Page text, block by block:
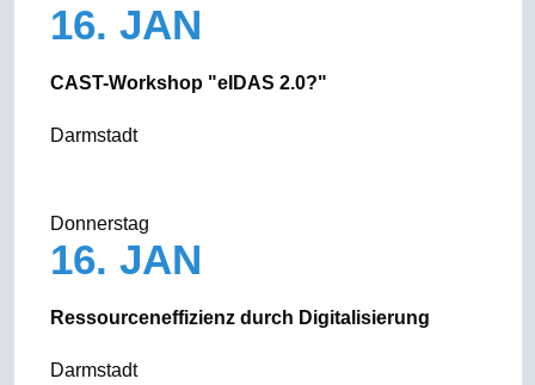
16. JAN
CAST-Workshop "eIDAS 2.0?"
Darmstadt
Donnerstag
16. JAN
Ressourceneffizienz durch Digitalisierung
Darmstadt